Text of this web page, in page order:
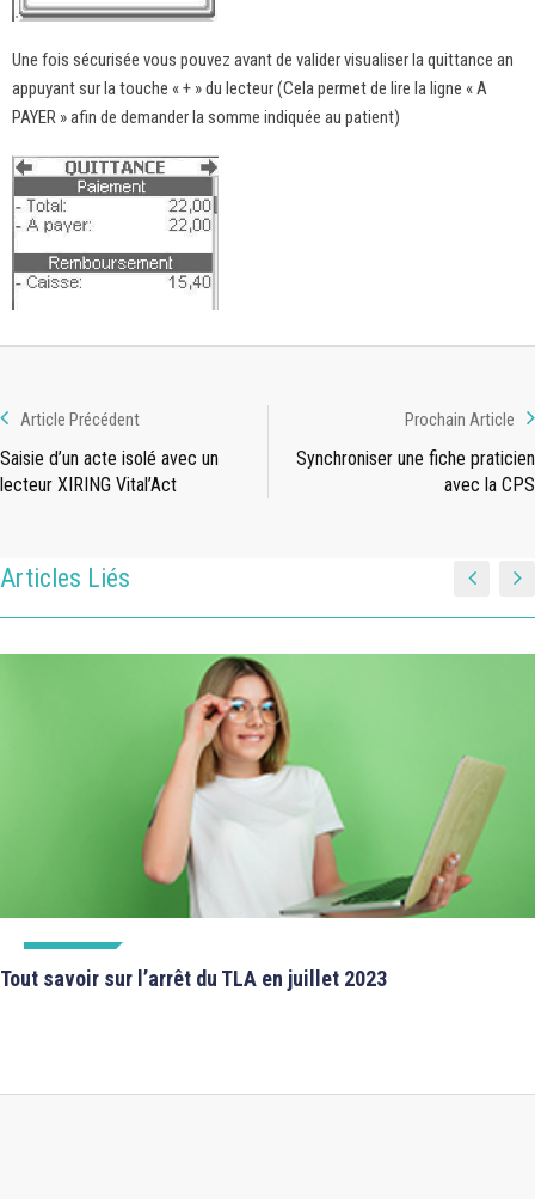
Une fois sécurisée vous pouvez avant de valider visualiser la quittance an
appuyant sur la touche « + » du lecteur (Cela permet de lire la ligne « A
PAYER » afin de demander la somme indiquée au patient)
Article Précédent
Saisie d’un acte isolé avec un
lecteur XIRING Vital’Act
Prochain Article
Synchroniser une fiche praticien
avec la CPS
Articles Liés
CPS invalide ou inexploitable par le DAM !